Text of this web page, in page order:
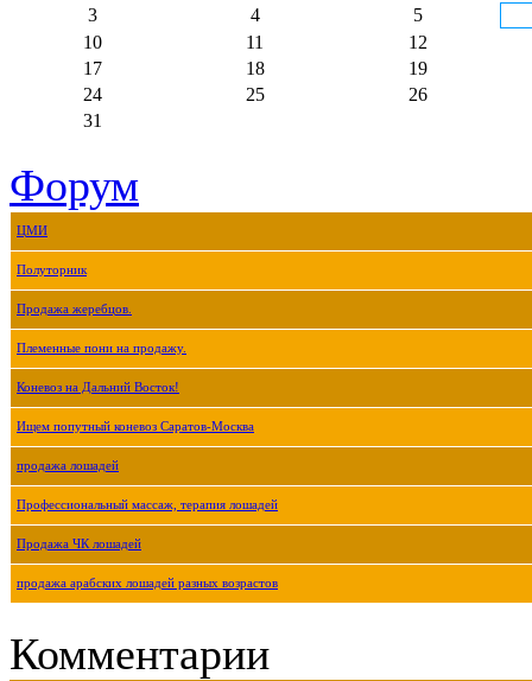
3 4
5
10
11
12
17
18
19
24
25
26
31
Форум
ЦМИ
Полуторник
Продажа жеребцов.
Племенные пони на продажу.
Коневоз на Дальний Восток!
Ищем попутный коневоз Саратов-Москва
продажа лошадей
Профессиональный массаж, терапия лошадей
Продажа ЧК лошадей
продажа арабских лошадей разных возрастов
Комментарии